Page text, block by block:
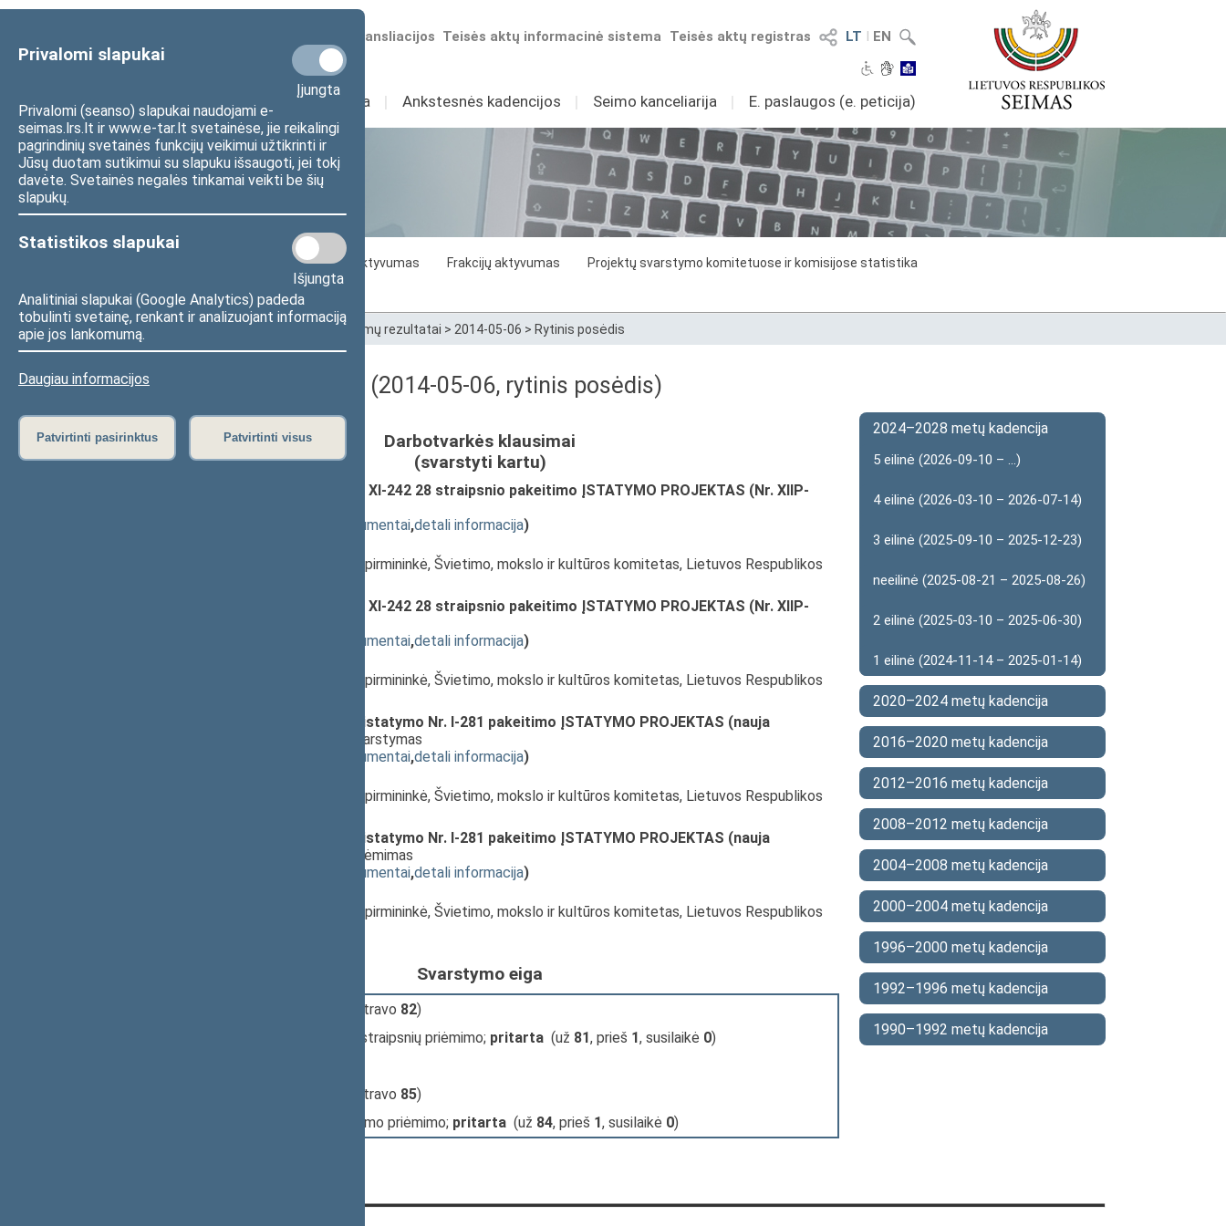
Privalomi slapukai
Įjungta
Privalomi (seanso) slapukai naudojami e-
seimas.lrs.lt ir www.e-tar.lt svetainėse, jie reikalingi
pagrindinių svetainės funkcijų veikimui užtikrinti ir
Jūsų duotam sutikimui su slapuku išsaugoti, jei tokį
davėte. Svetainės negalės tinkamai veikti be šių
slapukų.
Statistikos slapukai
Išjungta
Analitiniai slapukai (Google Analytics) padeda
tobulinti svetainę, renkant ir analizuojant informaciją
apie jos lankomumą.
Daugiau informacijos
Patvirtinti pasirinktus Patvirtinti visus
LT I EN
Teisės aktų registras
Teisės aktų informacinė sistema
Numatomos transliacijos
Sudėtis Veikla I Ankstesnės kadencijos I Seimo kanceliarija I E. paslaugos (e. peticija)
Statistika
Seimo narių aktyvumas Frakcijų aktyvumas
Projektų svarstymo komitetuose ir komisijose statistika
Seimo narių balsavimų rezultatai
Pradžia Seimo narių balsavimų rezultatai > 2014-05-06 > Rytinis posėdis
Darbotvarkės klausimas (2014-05-06, rytinis posėdis)
Darbotvarkės klausimai
(svarstyti kartu)
Mokslo ir studijų įstatymo Nr. XI-242 28 straipsnio pakeitimo ĮSTATYMO PROJEKTAS (Nr. XIIP-
susiję dokumentai,detali informacija)
, Komiteto pirmininkė, Švietimo, mokslo ir kultūros komitetas, Lietuvos Respublikos
Mokslo ir studijų įstatymo Nr. XI-242 28 straipsnio pakeitimo ĮSTATYMO PROJEKTAS (Nr. XIIP-
susiję dokumentai,detali informacija)
, Komiteto pirmininkė, Švietimo, mokslo ir kultūros komitetas, Lietuvos Respublikos
Vilniaus universiteto statuto įstatymo Nr. I-281 pakeitimo ĮSTATYMO PROJEKTAS (nauja
; svarstymas
susiję dokumentai,detali informacija)
, Komiteto pirmininkė, Švietimo, mokslo ir kultūros komitetas, Lietuvos Respublikos
Vilniaus universiteto statuto įstatymo Nr. I-281 pakeitimo ĮSTATYMO PROJEKTAS (nauja
; priėmimas
susiję dokumentai,detali informacija)
, Komiteto pirmininkė, Švietimo, mokslo ir kultūros komitetas, Lietuvos Respublikos
Svarstymo eiga
(užsiregistravo 82)
dėl 1-54 straipsnių priėmimo; pritarta (už 81, prieš 1, susilaikė 0)
(užsiregistravo 85)
dėl įstatymo priėmimo; pritarta (už 84, prieš 1, susilaikė 0)
2024–2028 metų kadencija
5 eilinė (2026-09-10 – ...)
4 eilinė (2026-03-10 – 2026-07-14)
3 eilinė (2025-09-10 – 2025-12-23)
neeilinė (2025-08-21 – 2025-08-26)
2 eilinė (2025-03-10 – 2025-06-30)
1 eilinė (2024-11-14 – 2025-01-14)
2020–2024 metų kadencija
2016–2020 metų kadencija
2012–2016 metų kadencija
2008–2012 metų kadencija
2004–2008 metų kadencija
2000–2004 metų kadencija
1996–2000 metų kadencija
1992–1996 metų kadencija
1990–1992 metų kadencija